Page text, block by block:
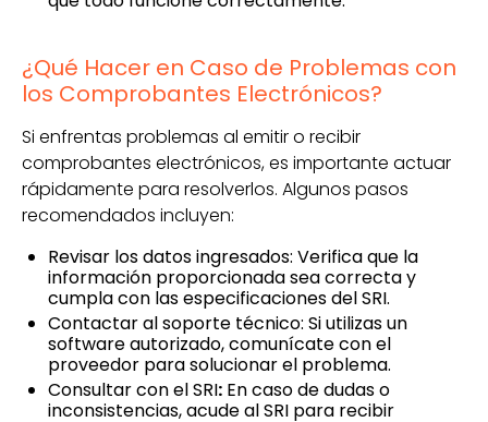
¿Qué Hacer en Caso de Problemas con
los Comprobantes Electrónicos?
Si enfrentas problemas al emitir o recibir
comprobantes electrónicos, es importante actuar
rápidamente para resolverlos. Algunos pasos
recomendados incluyen:
Revisar los datos ingresados: Verifica que la
información proporcionada sea correcta y
cumpla con las especificaciones del SRI.
Contactar al soporte técnico: Si utilizas un
software autorizado, comunícate con el
proveedor para solucionar el problema.
Consultar con el SRI: En caso de dudas o
inconsistencias, acude al SRI para recibir